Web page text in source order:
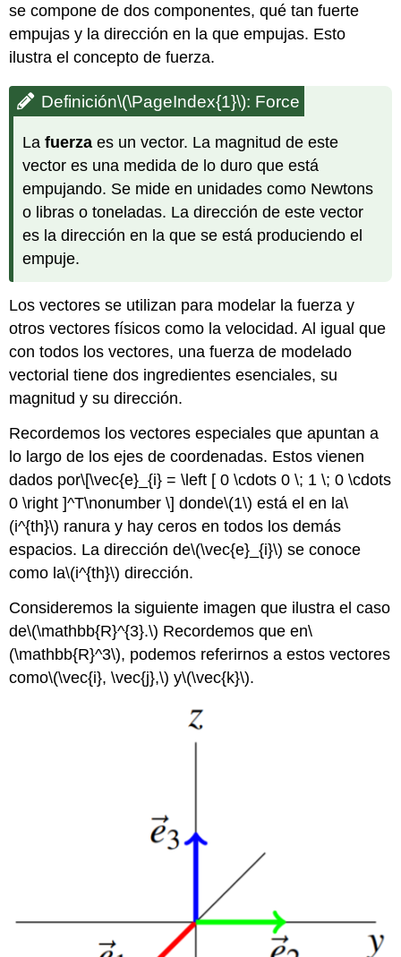
se compone de dos componentes, qué tan fuerte
empujas y la dirección en la que empujas. Esto
ilustra el concepto de fuerza.
Definición\(\PageIndex{1}\): Force
Lafuerza es un vector. La magnitud de este
vector es una medida de lo duro que está
empujando. Se mide en unidades como Newtons
o libras o toneladas. La dirección de este vector
es la dirección en la que se está produciendo el
empuje.
Los vectores se utilizan para modelar la fuerza y
otros vectores físicos como la velocidad. Al igual que
con todos los vectores, una fuerza de modelado
vectorial tiene dos ingredientes esenciales, su
magnitud y su dirección.
Recordemos los vectores especiales que apuntan a
lo largo de los ejes de coordenadas. Estos vienen
dados por\[\vec{e}_{i} = \left [ 0 \cdots 0 \; 1 \; 0 \cdots
0 \right ]^T\nonumber \] donde\(1\) está el en la\
(i^{th}\) ranura y hay ceros en todos los demás
espacios. La dirección de\(\vec{e}_{i}\) se conoce
como la\(i^{th}\) dirección.
Consideremos la siguiente imagen que ilustra el caso
de\(\mathbb{R}^{3}.\) Recordemos que en\
(\mathbb{R}^3\), podemos referirnos a estos vectores
como\(\vec{i}, \vec{j},\) y\(\vec{k}\).